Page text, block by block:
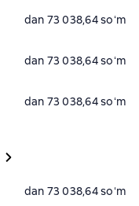
dan 73 038,64 soʻm
dan 73 038,64 soʻm
dan 73 038,64 soʻm
dan 73 038,64 soʻm